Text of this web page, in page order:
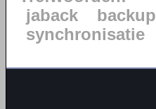
jaback
backup
synchronisatie